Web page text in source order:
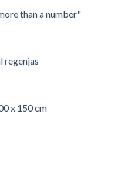
than a number"
regenjas
x 150 cm